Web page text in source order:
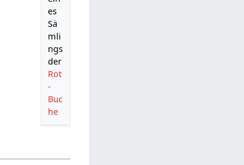
es
Sä
mli
ngs
der
Rot
-
Buc
he